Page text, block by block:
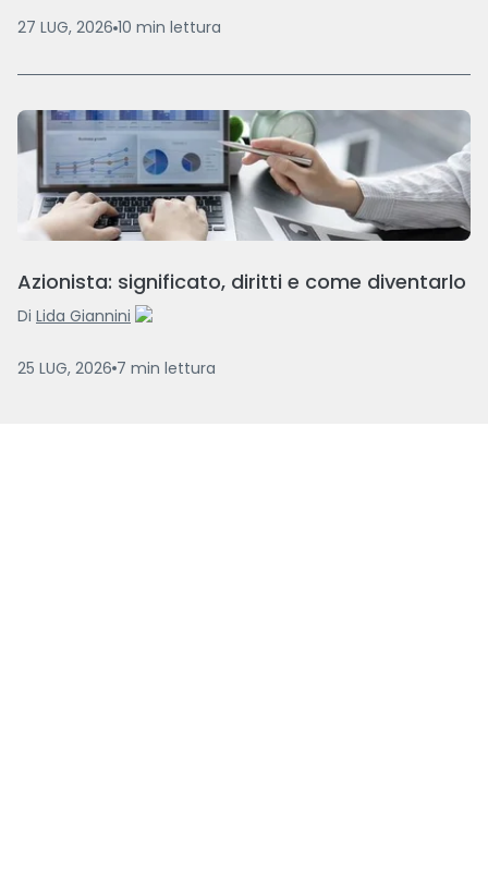
27 LUG, 2026 10 min lettura
Azionista: significato, diritti e come diventarlo
Di Lida Giannini
25 LUG, 2026 7 min lettura